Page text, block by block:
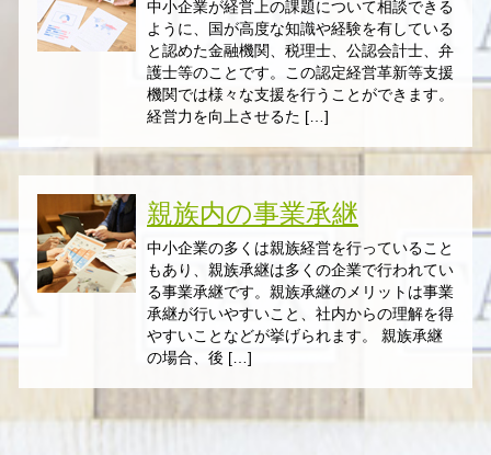
中小企業が経営上の課題について相談できる
ように、国が高度な知識や経験を有している
と認めた金融機関、税理士、公認会計士、弁
護士等のことです。この認定経営革新等支援
機関では様々な支援を行うことができます。
経営力を向上させるた […]
親族内の事業承継
中小企業の多くは親族経営を行っていること
もあり、親族承継は多くの企業で行われてい
る事業承継です。親族承継のメリットは事業
承継が行いやすいこと、社内からの理解を得
やすいことなどが挙げられます。 親族承継
の場合、後 […]